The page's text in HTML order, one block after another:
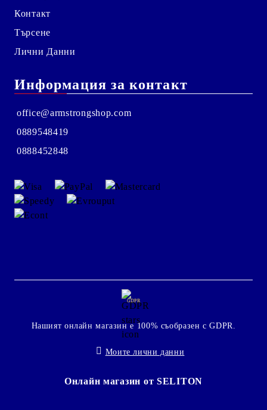
Контакт
Търсене
Лични Данни
Информация за контакт
office@armstrongshop.com
0889548419
0888452848
GDPR
Нашият онлайн магазин е 100% съобразен с GDPR.
Моите лични данни
Онлайн магазин от SELITON